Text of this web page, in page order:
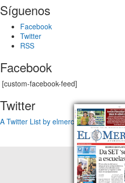
Síguenos
Facebook
Twitter
RSS
Facebook
[custom-facebook-feed]
Twitter
A Twitter List by elmercuriotam